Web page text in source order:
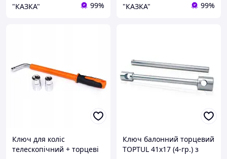
"КАЗКА" 99% "КАЗКА" 99%
Ключ для коліс
телескопічний + торцеві
Ключ балонний торцевий
TOPTUL 41х17 (4-гр.) з